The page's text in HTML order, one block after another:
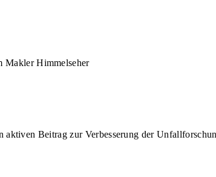
Makler Himmelseher
Beitrag zur Verbesserung der